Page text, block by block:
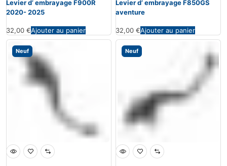
Levier d’ embrayage F900R
2020- 2025
32,00 €Ajouter au panier
Levier d’ embrayage F850GS
aventure
32,00 €Ajouter au panier
Neuf Neuf